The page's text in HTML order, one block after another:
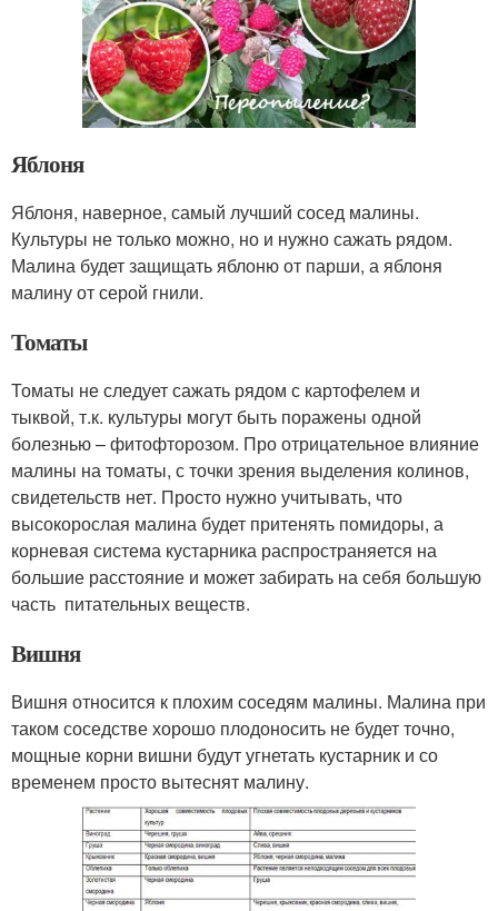
Яблоня
Яблоня, наверное, самый лучший сосед малины.
Культуры не только можно, но и нужно сажать рядом.
Малина будет защищать яблоню от парши, а яблоня
малину от серой гнили.
Томаты
Томаты не следует сажать рядом с картофелем и
тыквой, т.к. культуры могут быть поражены одной
болезнью – фитофторозом. Про отрицательное влияние
малины на томаты, с точки зрения выделения колинов,
свидетельств нет. Просто нужно учитывать, что
высокорослая малина будет притенять помидоры, а
корневая система кустарника распространяется на
большие расстояние и может забирать на себя большую
часть питательных веществ.
Вишня
Вишня относится к плохим соседям малины. Малина при
таком соседстве хорошо плодоносить не будет точно,
мощные корни вишни будут угнетать кустарник и со
временем просто вытеснят малину.